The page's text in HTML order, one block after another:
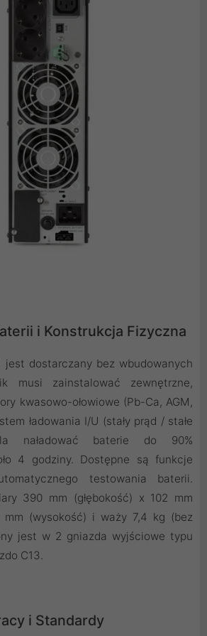
i Konstrukcja Fizyczna
jest dostarczany bez wbudowanych
musi zainstalować zewnętrzne,
kwasowo-ołowiowe (Pb-Ca, AGM,
ładowania I/U (stały prąd / stałe
naładować baterie do 90%
4 godziny. Dostępne są funkcje
testowania baterii.
390 mm (głębokość) x 102 mm
mm (wysokość) i waży 7,4 kg (bez
jest w 2 gniazda wyjściowe typu
C13.
i Standardy